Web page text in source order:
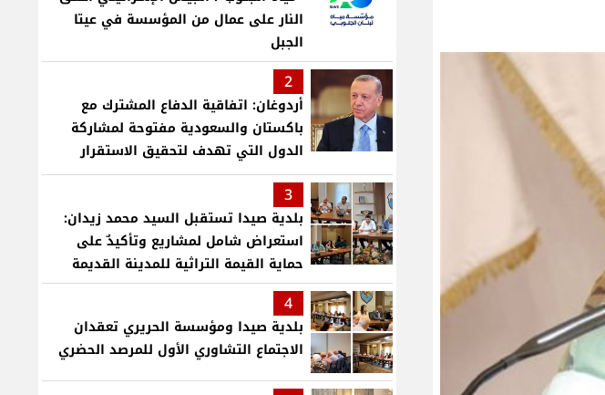
النار على عمال من المؤسسة في عيتا
الجبل
2
أردوغان: اتفاقية الدفاع المشترك مع
باكستان والسعودية مفتوحة لمشاركة
الدول التي تهدف لتحقيق الاستقرار
بمنطقتنا
3
بلدية صيدا تستقبل السيد محمد زيدان:
استعراض شامل لمشاريع وتأكيدٌ على
حماية القيمة التراثية للمدينة القديمة
4
بلدية صيدا ومؤسسة الحريري تعقدان
الاجتماع التشاوري الأول للمرصد الحضري